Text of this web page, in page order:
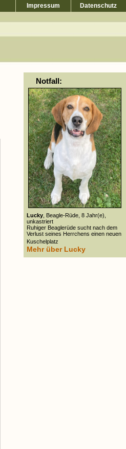
Impressum Datenschutz
Notfall:
Lucky , Beagle-Rüde, 8 Jahr(e),
unkastriert
Ruhiger Beaglerüde sucht nach dem
Verlust seines Herrchens einen neuen
Kuschelplatz
Mehr über Lucky